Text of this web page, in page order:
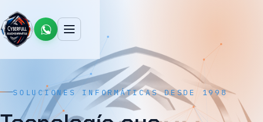
SOLUCIONES INFORMÁTICAS DESDE 1998